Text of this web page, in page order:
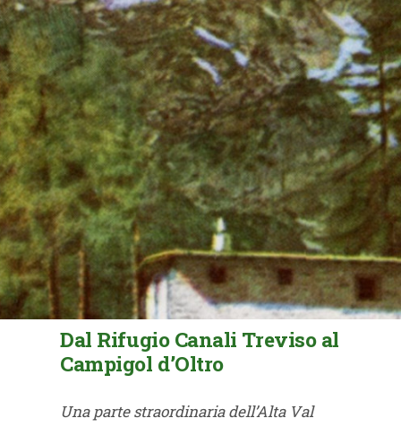
Dal Rifugio Canali Treviso al
Campigol d’Oltro
Una parte straordinaria dell’Alta Val